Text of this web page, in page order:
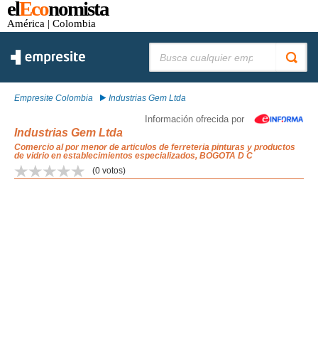
elEconomista
América | Colombia
Empresite Colombia Industrias Gem Ltda
Información ofrecida por
Industrias Gem Ltda
Comercio al por menor de articulos de ferreteria pinturas y productos
de vidrio en establecimientos especializados, BOGOTA D C
(0 votos)